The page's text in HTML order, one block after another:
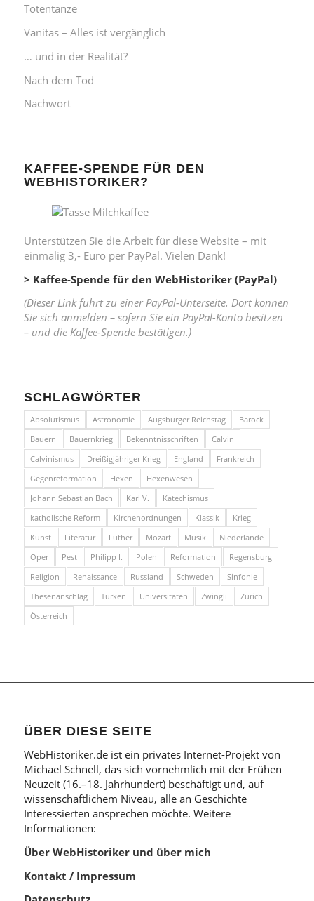
Totentänze
Vanitas – Alles ist vergänglich
… und in der Realität?
Nach dem Tod
Nachwort
KAFFEE-SPENDE FÜR DEN
WEBHISTORIKER?
Unterstützen Sie die Arbeit für diese Website – mit
einmalig 3,- Euro per PayPal. Vielen Dank!
> Kaffee-Spende für den WebHistoriker (PayPal)
(Dieser Link führt zu einer PayPal-Unterseite. Dort können
Sie sich anmelden – sofern Sie ein PayPal-Konto besitzen
– und die Kaffee-Spende bestätigen.)
SCHLAGWÖRTER
Absolutismus Astronomie Augsburger Reichstag
Barock
Bauern
Bauernkrieg Bekenntnisschriften
Calvin
Calvinismus
Dreißigjähriger Krieg England
Frankreich
Gegenreformation
Hexen
Hexenwesen
Johann Sebastian Bach
Karl V.
Katechismus
katholische Reform
Kirchenordnungen Klassik
Krieg
Kunst
Literatur Luther Mozart Musik
Niederlande
Oper
Pest Philipp I. Polen Reformation
Regensburg
Religion
Renaissance Russland Schweden
Sinfonie
Thesenanschlag
Türken Universitäten Zwingli
Zürich
Österreich
ÜBER DIESE SEITE
WebHistoriker.de ist ein privates Internet-Projekt von
Michael Schnell, das sich vornehmlich mit der Frühen
Neuzeit (16.–18. Jahrhundert) beschäftigt und, auf
wissenschaftlichem Niveau, alle an Geschichte
Interessierten ansprechen möchte. Weitere
Informationen:
Über WebHistoriker und über mich
Kontakt / Impressum